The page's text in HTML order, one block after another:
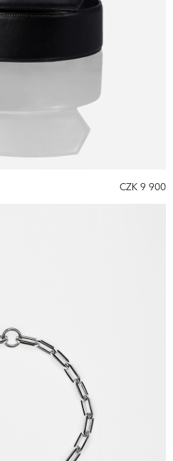
CZK 9 900